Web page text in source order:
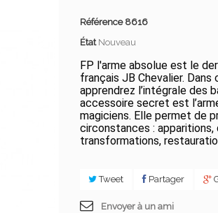
Référence 8616
État Nouveau
FP l'arme absolue est le
français JB Chevalier. Dans
apprendrez l’intégrale des
accessoire secret est
magiciens. Elle permet de
circonstances : apparitions,
transformations,
Tweet Partager
Envoyer à un ami